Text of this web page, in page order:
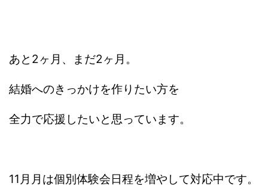
あと2ヶ月、まだ2ヶ月。
結婚へのきっかけを作りたい方を
全力で応援したいと思っています。
11月月は個別体験会日程を増やして対応中です。